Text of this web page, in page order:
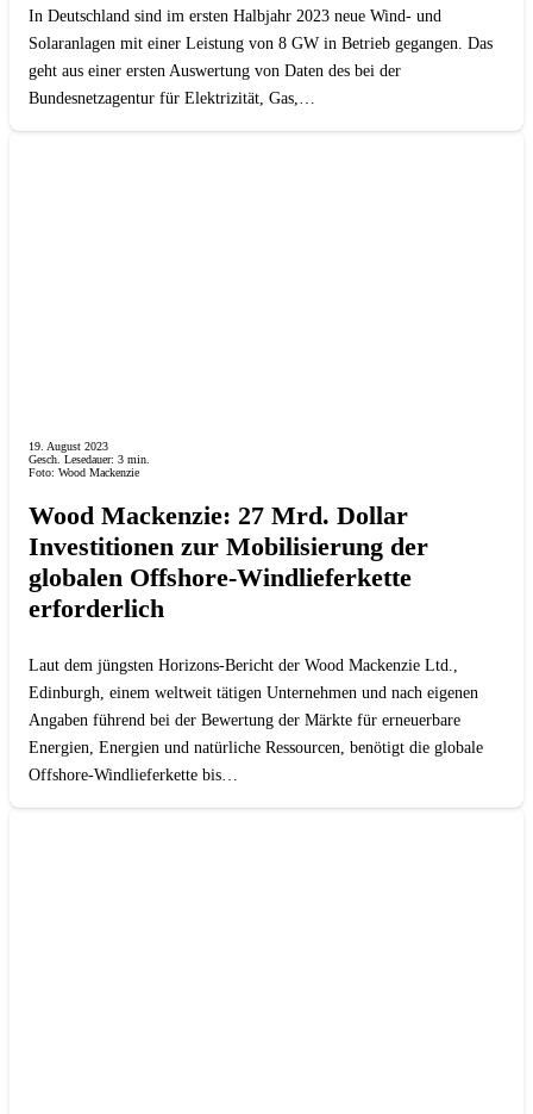
In Deutschland sind im ersten Halbjahr 2023 neue Wind- und
Solaranlagen mit einer Leistung von 8 GW in Betrieb gegangen. Das
geht aus einer ersten Auswertung von Daten des bei der
Bundesnetzagentur für Elektrizität, Gas,…
19. August 2023
Gesch. Lesedauer: 3 min.
Foto: Wood Mackenzie
Wood Mackenzie: 27 Mrd. Dollar
Investitionen zur Mobilisierung der
globalen Offshore-Windlieferkette
erforderlich
Laut dem jüngsten Horizons-Bericht der Wood Mackenzie Ltd.,
Edinburgh, einem weltweit tätigen Unternehmen und nach eigenen
Angaben führend bei der Bewertung der Märkte für erneuerbare
Energien, Energien und natürliche Ressourcen, benötigt die globale
Offshore-Windlieferkette bis…